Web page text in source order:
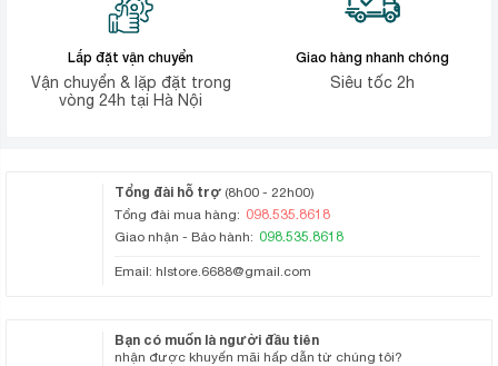
Lắp đặt vận chuyển
Vận chuyển & lặp đặt trong
vòng 24h tại Hà Nội
Giao hàng nhanh chóng
Siêu tốc 2h
Tổng đài hỗ trợ (8h00 - 22h00)
Tổng đài mua hàng: 098.535.8618
Giao nhận - Bảo hành: 098.535.8618
Email: hlstore.6688@gmail.com
Bạn có muốn là người đầu tiên
nhận được khuyến mãi hấp dẫn từ chúng tôi?